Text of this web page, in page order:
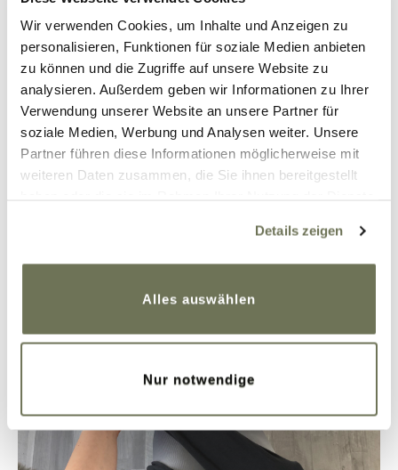
Wir verwenden Cookies, um Inhalte und Anzeigen zu
personalisieren, Funktionen für soziale Medien anbieten
zu können und die Zugriffe auf unsere Website zu
analysieren. Außerdem geben wir Informationen zu Ihrer
Verwendung unserer Website an unsere Partner für
soziale Medien, Werbung und Analysen weiter. Unsere
Partner führen diese Informationen möglicherweise mit
weiteren Daten zusammen, die Sie ihnen bereitgestellt
Cookies, wenn Sie unsere Webseite weiterhin nutzen.
Weitere Informationen finden Sie in unserer
Details zeigen
Alles auswählen
Nur notwendige
… kannst Du eine Nylonstrumpfhose darüber
tragen. Ist Deine Versorgung zum Beispiel
hautfarben, kannst Du abends zum Ausgehen
auch mal eine schwarze oder gemusterte
Nylonstrumpfhose darüber ziehen und kannst
dadurch Deine Versorgung so etwas
Deinem Outfit anpassen! Ich habe bei meiner
Geheimtipp, der nicht geheim bleiben sollte!